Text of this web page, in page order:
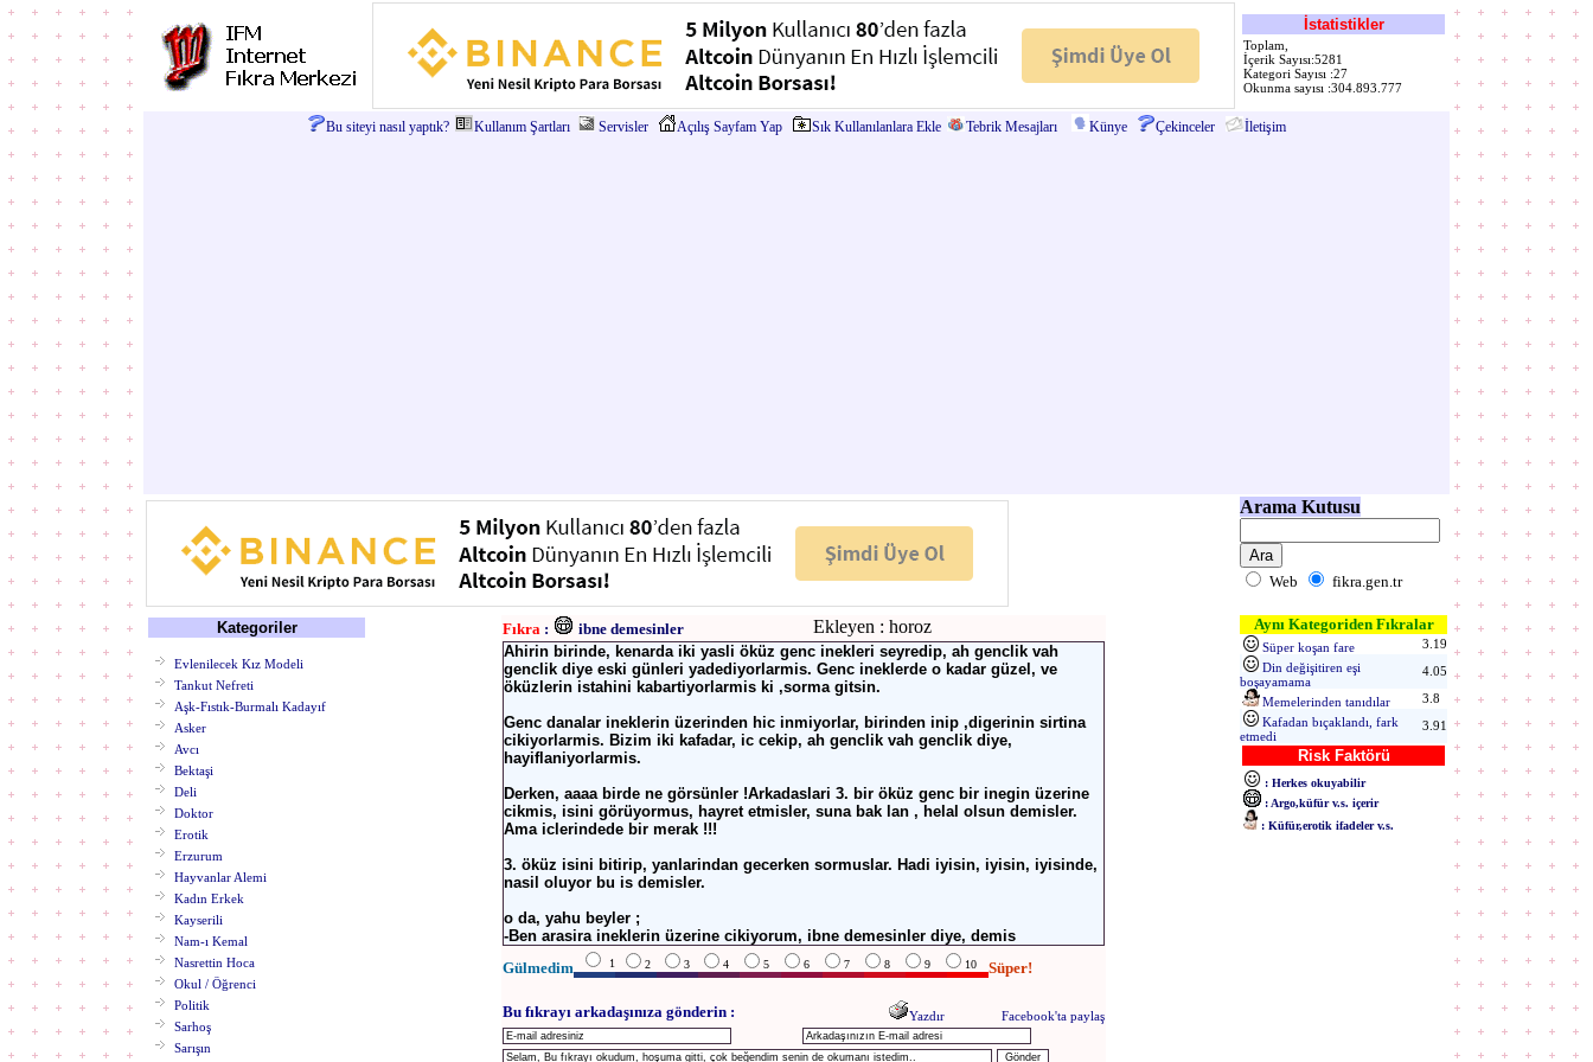
İstatistikler
Toplam,
İçerik Sayısı:5281
Kategori Sayısı :27
Okunma sayısı :304.893.777
Bu siteyi nasıl yaptık? Kullanım Şartları Servisler Açılış Sayfam Yap Sık Kullanılanlara Ekle Tebrik Mesajları Künye Çekinceler İletişim
Arama Kutusu
Web fikra.gen.tr
Kategoriler
Evlenilecek Kız Modeli
Tankut Nefreti
Aşk-Fıstık-Burmalı Kadayıf
Asker
Avcı
Bektaşi
Deli
Doktor
Erotik
Erzurum
Hayvanlar Alemi
Kadın Erkek
Kayserili
Nam-ı Kemal
Nasrettin Hoca
Okul / Öğrenci
Politik
Sarhoş
Sarışın
Fıkra : ibne demesinler Ekleyen : horoz
Ahirin birinde, kenarda iki yasli öküz genc inekleri seyredip, ah genclik vah
genclik diye eski günleri yadediyorlarmis. Genc ineklerde o kadar güzel, ve
öküzlerin istahini kabartiyorlarmis ki ,sorma gitsin.
Genc danalar ineklerin üzerinden hic inmiyorlar, birinden inip ,digerinin sirtina
cikiyorlarmis. Bizim iki kafadar, ic cekip, ah genclik vah genclik diye,
hayiflaniyorlarmis.
Derken, aaaa birde ne görsünler !Arkadaslari 3. bir öküz genc bir inegin üzerine
cikmis, isini görüyormus, hayret etmisler, suna bak lan , helal olsun demisler.
Ama iclerindede bir merak !!!
3. öküz isini bitirip, yanlarindan gecerken sormuslar. Hadi iyisin, iyisin, iyisinde,
nasil oluyor bu is demisler.
o da, yahu beyler ;
-Ben arasira ineklerin üzerine cikiyorum, ibne demesinler diye, demis
Gülmedim
1 2 3 4 5 6 7 8 9 10 Süper!
Bu fıkrayı arkadaşınıza gönderin : Yazdır Facebook'ta paylaş
Aynı Kategoriden Fıkralar
Süper koşan fare
3.19
Din değişitiren eşi
boşayamama
4.05
Memelerinden tanıdılar
3.8
Kafadan bıçaklandı, fark
etmedi
3.91
Risk Faktörü
: Herkes okuyabilir
: Argo,küfür v.s. içerir
: Küfür,erotik ifadeler v.s.